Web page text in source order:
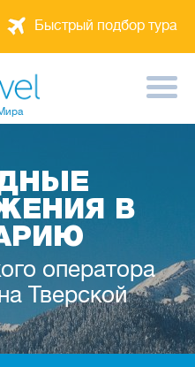
Быстрый подбор тура
В
оператора
Тверской